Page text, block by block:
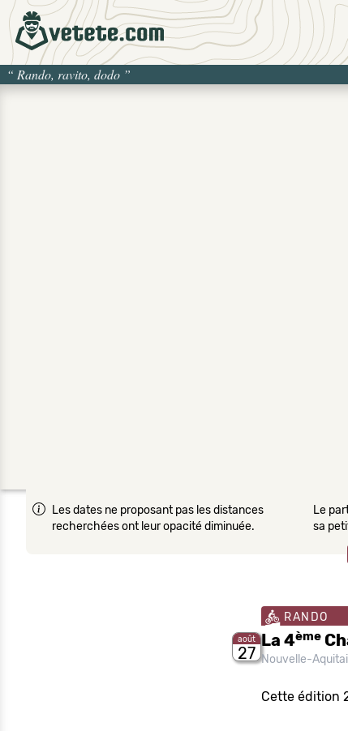
“ Rando, ravito, dodo ”
Les dates ne proposant pas les distances
recherchées ont leur opacité diminuée.
Le
sa
août
27
RANDO
La 4ème
Nouvelle-
Cette édition